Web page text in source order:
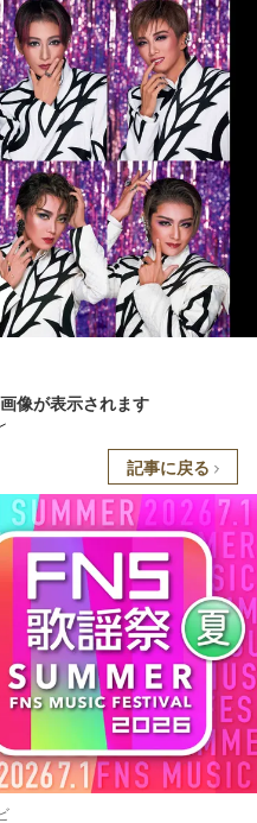
像が表示されます
記事に戻る